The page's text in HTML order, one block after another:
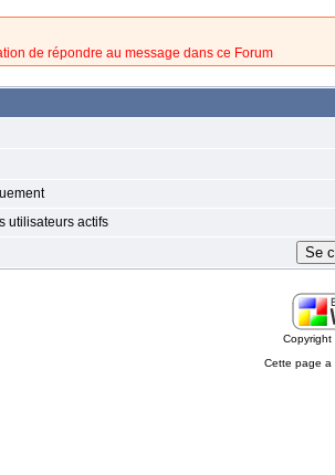
de répondre au message dans ce Forum
utilisateurs actifs
Cette page a